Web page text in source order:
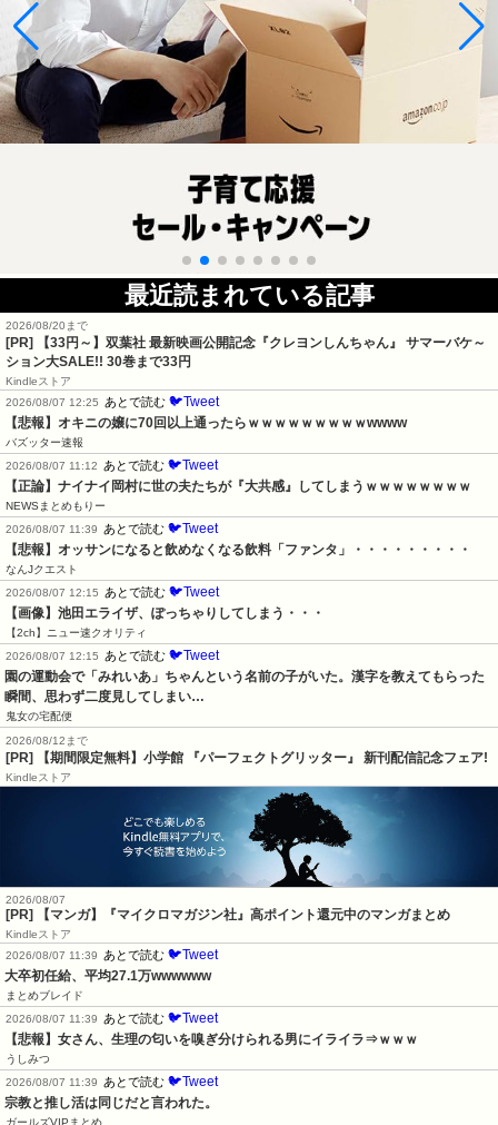
最近読まれている記事
2026/08/20まで
[PR]
【33円～】双葉社 最新映画公開記念『クレヨンしんちゃん』 サマーバケ～
ション大SALE!! 30巻まで33円
Kindleストア
2026/08/07 12:25
あとで読む 🐦Tweet
【悲報】オキニの嬢に70回以上通ったらｗｗｗｗｗｗｗｗｗwwww
バズッター速報
2026/08/07 11:12
あとで読む 🐦Tweet
【正論】ナイナイ岡村に世の夫たちが『大共感』してしまうｗｗｗｗｗｗｗｗ
NEWSまとめもりー
2026/08/07 11:39
あとで読む 🐦Tweet
【悲報】オッサンになると飲めなくなる飲料「ファンタ」・・・・・・・・・
なんJクエスト
2026/08/07 12:15
あとで読む 🐦Tweet
【画像】池田エライザ、ぽっちゃりしてしまう・・・
【2ch】ニュー速クオリティ
2026/08/07 12:15
あとで読む 🐦Tweet
園の運動会で「みれいあ」ちゃんという名前の子がいた。漢字を教えてもらった
瞬間、思わず二度見してしまい…
鬼女の宅配便
2026/08/12まで
[PR] 【期間限定無料】小学館 『パーフェクトグリッター』 新刊配信記念フェア!
Kindleストア
2026/08/07
[PR] 【マンガ】『マイクロマガジン社』高ポイント還元中のマンガまとめ
Kindleストア
2026/08/07 11:39
あとで読む 🐦Tweet
大卒初任給、平均27.1万wwwwww
まとめブレイド
2026/08/07 11:39
あとで読む 🐦Tweet
【悲報】女さん、生理の匂いを嗅ぎ分けられる男にイライラ⇒ｗｗｗ
うしみつ
2026/08/07 11:39
あとで読む 🐦Tweet
宗教と推し活は同じだと言われた。
ガールズVIPまとめ